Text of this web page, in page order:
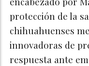
protección de la
chihuahuenses
innovadoras de
respuesta ante